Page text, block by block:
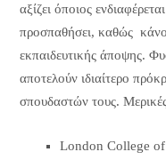
αξίζει όποιος
προσπαθήσει, καθώς
εκπαιδευτικής άποψης.
αποτελούν ιδιαίτερο
σπουδαστών τους. Μερικές
London College